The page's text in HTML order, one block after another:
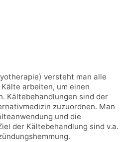
versteht man alle
arbeiten, um einen
Kältebehandlungen sind der
zuzuordnen. Man
und die
der Kältebehandlung sind v.a.